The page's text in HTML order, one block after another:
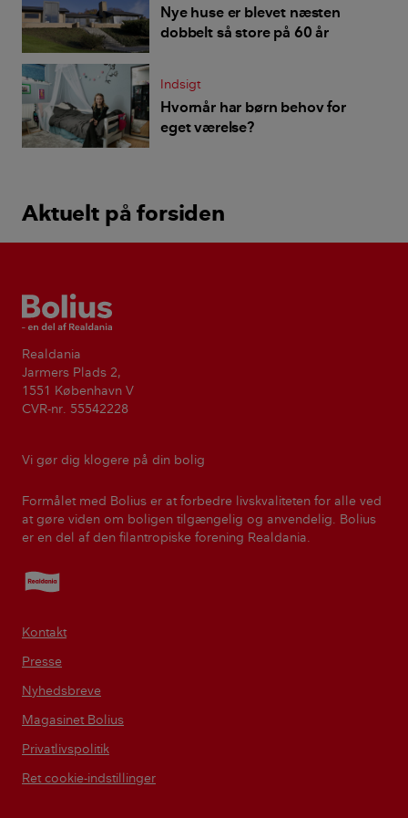
Nye huse er blevet næsten
dobbelt så store på 60 år
Indsigt
Hvornår har børn behov for
eget værelse?
Aktuelt på forsiden
Bolius
Realdania
Jarmers Plads 2,
1551 København V
CVR-nr. 55542228
Vi gør dig klogere på din bolig
Formålet med Bolius er at forbedre livskvaliteten for alle ved
at gøre viden om boligen tilgængelig og anvendelig. Bolius
er en del af den filantropiske forening Realdania.
Realdania
Kontakt
Presse
Nyhedsbreve
Magasinet Bolius
Privatlivspolitik
Ret cookie-indstillinger